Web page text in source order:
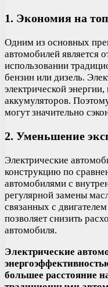
1. Экономия на
Одним из основных
автомобилей является
использовании
бензин или дизель.
электрической
аккумуляторов.
могут значительно
2. Уменьшение
Электрические
конструкцию по
автомобилями с
регулярной замены
связанных с
позволяет снизить
автомобиля.
Электрические
большее расстояние